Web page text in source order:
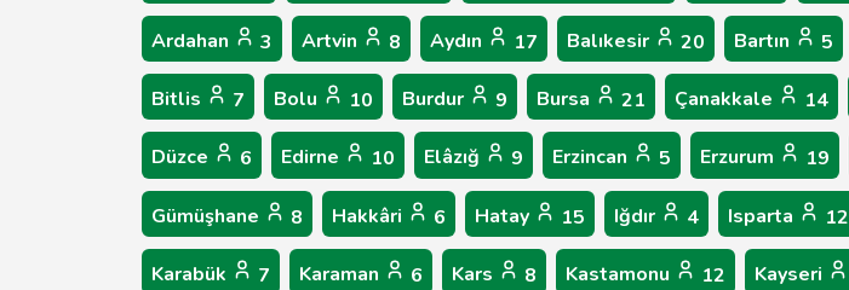
Ardahan 3 Artvin 8 Aydın 17 Balıkesir 20 Bartın 5
Bitlis 7 Bolu 10 Burdur 9 Bursa 21 Çanakkale 14
Düzce 6 Edirne 10 Elâzığ 9 Erzincan 5 Erzurum 19
Gümüşhane 8 Hakkâri 6 Hatay 15 Iğdır 4 Isparta 12
Karabük 7 Karaman 6 Kars 8 Kastamonu 12 Kayseri